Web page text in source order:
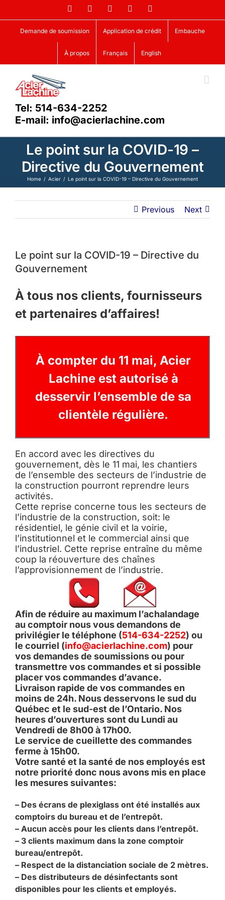
to
content
FacebookLinkedIn YouTube
Demande de soumission Application de crédit Embauche
À propos Français English
Tel: 514-634-2252
E-mail: info@acierlachine.com
Le point sur la COVID-19 –
Directive du Gouvernement
Home Acier Le point sur la COVID-19 – Directive du Gouvernement
Previous Next
Le point sur la COVID-19 – Directive du
Gouvernement
À tous nos clients, fournisseurs
et partenaires d’affaires!
À compter du 11 mai, Acier
Lachine est autorisé à
desservir l’ensemble de sa
clientèle régulière.
En accord avec les directives du
gouvernement, dès le 11 mai, les chantiers
de l’ensemble des secteurs de l’industrie de
la construction pourront reprendre leurs
activités.
Cette reprise concerne tous les secteurs de
l’industrie de la construction, soit: le
résidentiel, le génie civil et la voirie,
l’institutionnel et le commercial ainsi que
l’industriel. Cette reprise entraîne du même
coup la réouverture des chaînes
l’approvisionnement de l’industrie.
Afin de réduire au maximum l’achalandage
au comptoir nous vous demandons de
privilégier le téléphone (514-634-2252) ou
le courriel (info@acierlachine.com) pour
vos demandes de soumissions ou pour
transmettre vos commandes et si possible
placer vos commandes d’avance.
Livraison rapide de vos commandes en
moins de 24h. Nous desservons le sud du
Québec et le sud-est de l’Ontario. Nos
heures d’ouvertures sont du Lundi au
Vendredi de 8h00 à 17h00.
Le service de cueillette des commandes
ferme à 15h00.
Votre santé et la santé de nos employés est
notre priorité donc nous avons mis en place
les mesures suivantes:
– Des écrans de plexiglass ont été installés aux
comptoirs du bureau et de l’entrepôt.
– Aucun accès pour les clients dans l’entrepôt.
– 3 clients maximum dans la zone comptoir
bureau/entrepôt.
– Respect de la distanciation sociale de 2 mètres.
– Des distributeurs de désinfectants sont
disponibles pour les clients et employés.